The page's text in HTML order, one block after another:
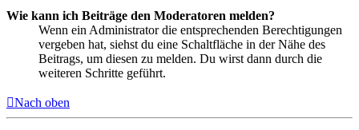
Wie kann ich Beiträge den Moderatoren melden?
Wenn ein Administrator die entsprechenden Berechtigungen
vergeben hat, siehst du eine Schaltfläche in der Nähe des
Beitrags, um diesen zu melden. Du wirst dann durch die
weiteren Schritte geführt.
Nach oben